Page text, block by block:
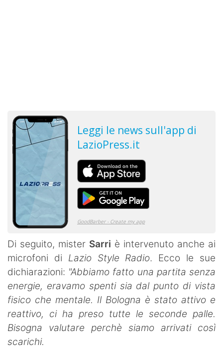
Di seguito, mister Sarri è intervenuto anche ai
microfoni di Lazio Style Radio. Ecco le sue
dichiarazioni: "Abbiamo fatto una partita senza
energie, eravamo spenti sia dal punto di vista
fisico che mentale. Il Bologna è stato attivo e
reattivo, ci ha preso tutte le seconde palle.
Bisogna valutare perchè siamo arrivati così
scarichi.